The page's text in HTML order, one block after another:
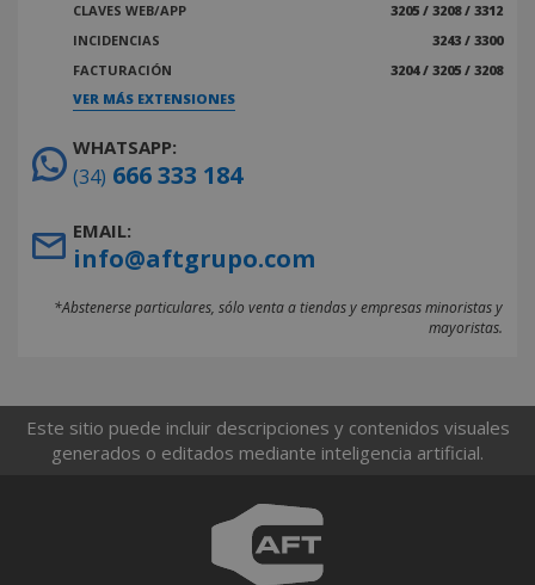
CLAVES WEB/APP
3205 / 3208 / 3312
INCIDENCIAS
3243 / 3300
FACTURACIÓN
3204 / 3205 / 3208
VER MÁS EXTENSIONES
WHATSAPP:
(34) 666 333 184
EMAIL:
info@aftgrupo.com
*Abstenerse particulares, sólo venta a tiendas y empresas minoristas y
mayoristas.
Este sitio puede incluir descripciones y contenidos visuales
generados o editados mediante inteligencia artificial.